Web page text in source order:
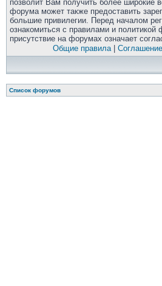
позволит Вам получить более широкие
форума может также предоставить
большие привилегии. Перед началом
ознакомиться с правилами и
присутствие на форумах означает
Общие правила|
Список форумов